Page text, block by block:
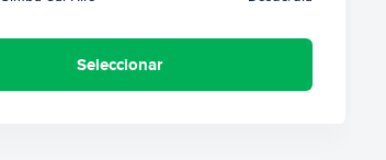
Seleccionar